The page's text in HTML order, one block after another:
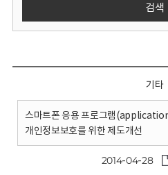
검색
기타
스마트폰 응용 프로그램
개인정보보호를 위한 제도개선
2014-04-28